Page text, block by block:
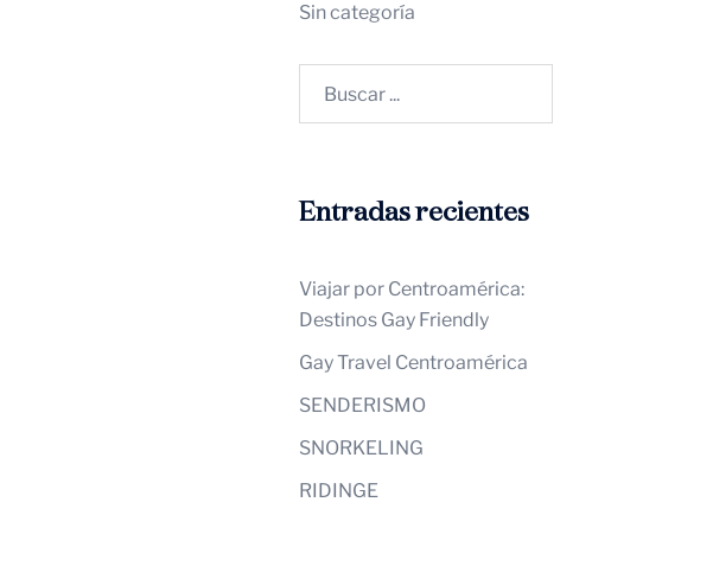
Sin categoría
Entradas recientes
Viajar por Centroamérica:
Destinos Gay Friendly
Gay Travel Centroamérica
SENDERISMO
SNORKELING
RIDINGE